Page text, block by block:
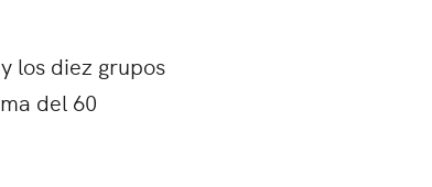
los diez grupos
del 60